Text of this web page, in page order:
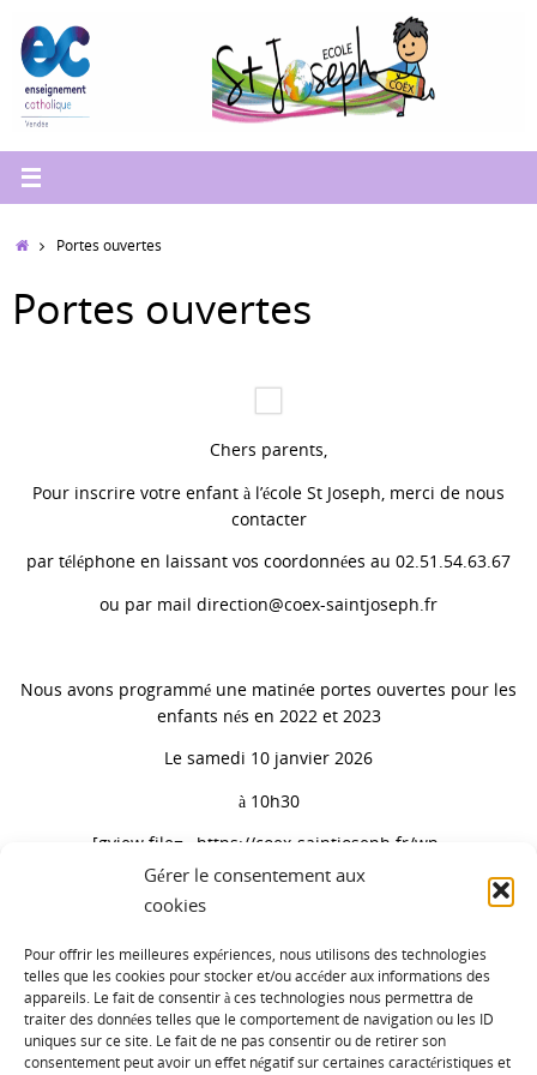
Gérer le consentement aux
cookies
Pour offrir les meilleures expériences, nous utilisons des technologies
telles que les cookies pour stocker et/ou accéder aux informations des
appareils. Le fait de consentir à ces technologies nous permettra de
traiter des données telles que le comportement de navigation ou les ID
uniques sur ce site. Le fait de ne pas consentir ou de retirer son
consentement peut avoir un effet négatif sur certaines caractéristiques et
contenu
AccueilPortes ouvertes
Portes ouvertes
Chers parents,
Pour inscrire votre enfant à l’école St Joseph, merci de nous
contacter
par téléphone en laissant vos coordonnées au 02.51.54.63.67
ou par mail direction@coex-saintjoseph.fr
Nous avons programmé une matinée portes ouvertes pour les
enfants nés en 2022 et 2023
Le samedi 10 janvier 2026
à 10h30
[gview file= »https://coex-saintjoseph.fr/wp-
content/uploads/2024/01/Portes-ouvertes-2026-Coex-St-
Catégories